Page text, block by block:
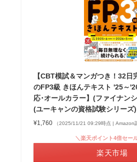
【CBT模試＆マンガつき！32日
のFP3級 きほんテキスト '25～
応･オールカラー】(ファイナン
(ユーキャンの資格試験シリーズ)
¥1,760 （2025/11/21 09:29時点 | Amazon
＼楽天ポイント4倍セー
楽天市場